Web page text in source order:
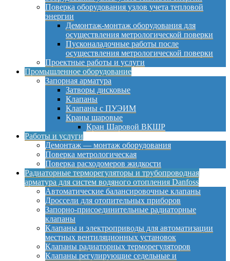
Поверка оборудования узлов учета тепловой
энергии
Демонтаж-монтаж оборудования для
осуществления метрологической поверки
Пусконаладочные работы после
осуществления метрологической поверки
Проектные работы и услуги
Промышленное оборудование
Запорная арматура
Затворы дисковые
Клапаны
Клапаны с ПУЭИМ
Краны шаровые
Кран Шаровой ВКШР
Работы и услуги
Демонтаж — монтаж оборудования
Поверка метрологическая
Поверка расходомеров жидкости
Радиаторные терморегуляторы и трубопроводная
арматура для систем водяного отопления Danfoss
Автоматические балансировочные клапаны
Дроссели для отопительных приборов
Запорно-присоединительные радиаторные
клапаны
Клапаны и электроприводы для автоматизации
местных вентиляционных установок
Клапаны радиаторных терморегуляторов
Клапаны регулирующие седельные и